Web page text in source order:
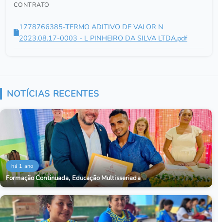
CONTRATO
1778766385-TERMO ADITIVO DE VALOR N
2023.08.17-0003 - L PINHEIRO DA SILVA LTDA.pdf
NOTÍCIAS RECENTES
há 1 ano
Formação Continuada, Educação Multisseriada